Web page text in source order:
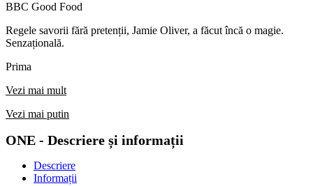
BBC Good Food
Regele savorii fără pretenții, Jamie Oliver, a făcut încă o magie.
Senzațională.
Prima
Vezi mai mult
Vezi mai putin
ONE - Descriere și informații
Descriere
Informații